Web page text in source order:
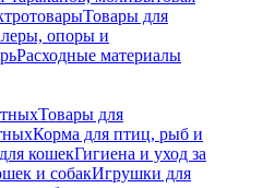
Товары для
опоры и
Расходные материалы
Товары для
Корма для птиц, рыб и
кошекГигиена и уход за
и собакИгрушки для